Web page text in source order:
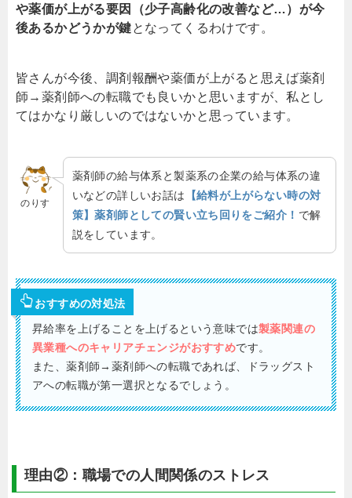
や薬価が上がる要因（少子高齢化の改善など…）が今
後あるかどうかが鍵となってくるわけです。
皆さんが今後、調剤報酬や薬価が上がると思えば薬剤
師→薬剤師への転職でも良いかと思いますが、私とし
てはかなり厳しいのではないかと思っています。
のりす
薬剤師の給与体系と製薬系の企業の給与体系の違
いなどの詳しいお話は 【給料が上がらない時の対
策】薬剤師としての賢い立ち回りをご紹介！ で解
説をしています。
おすすめの対処法
昇給率を上げることを上げるという意味では製薬関連の
異業種へのキャリアチェンジがおすすめです。
また、薬剤師→薬剤師への転職であれば、ドラッグスト
アへの転職が第一選択となるでしょう。
理由②：職場での人間関係のストレス